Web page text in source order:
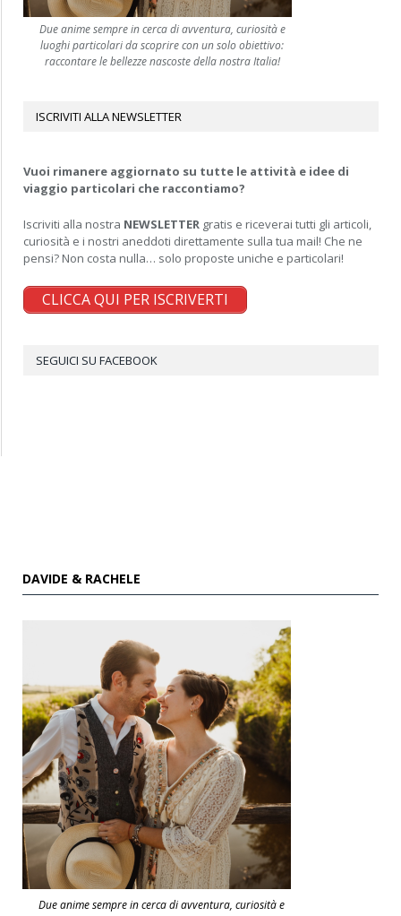
Due anime sempre in cerca di avventura, curiosità e
luoghi particolari da scoprire con un solo obiettivo:
raccontare le bellezze nascoste della nostra Italia!
ISCRIVITI ALLA NEWSLETTER
Vuoi rimanere aggiornato su tutte le attività e idee di
viaggio particolari che raccontiamo?
Iscriviti alla nostra NEWSLETTER gratis e riceverai tutti gli articoli,
curiosità e i nostri aneddoti direttamente sulla tua mail! Che ne
pensi? Non costa nulla… solo proposte uniche e particolari!
CLICCA QUI PER ISCRIVERTI
SEGUICI SU FACEBOOK
DAVIDE & RACHELE
Due anime sempre in cerca di avventura, curiosità e